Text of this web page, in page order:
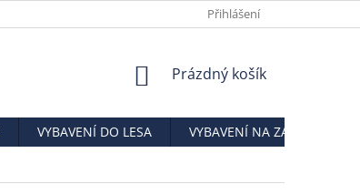
NAPIŠTE NÁM
Přihlášení
NÁKUPNÍ
Prázdný košík
VYBAVENÍ DO LESA
VYBAVENÍ NA ZAHRADU